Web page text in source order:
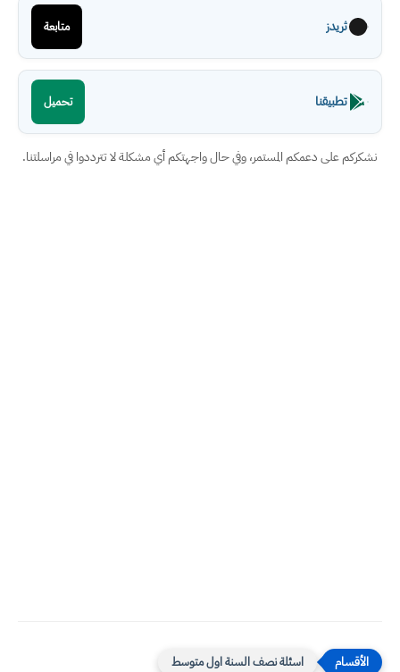
ثريدز متابعة
تطبيقنا تحميل
نشكركم على دعمكم المستمر، وفي حال واجهتكم أي مشكلة لا تترددوا في مراسلتنا.
اسئلة نصف السنة اول متوسط